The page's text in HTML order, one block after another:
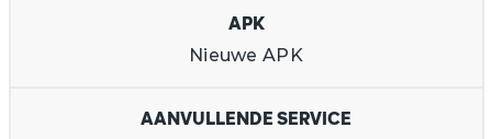
APK
Nieuwe APK
AANVULLENDE SERVICE